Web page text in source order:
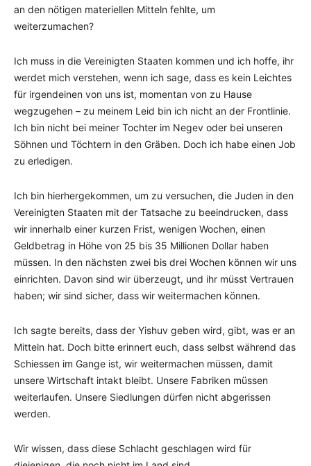
an den nötigen materiellen Mitteln fehlte, um
weiterzumachen?
Ich muss in die Vereinigten Staaten kommen und ich hoffe, ihr
werdet mich verstehen, wenn ich sage, dass es kein Leichtes
für irgendeinen von uns ist, momentan von zu Hause
wegzugehen – zu meinem Leid bin ich nicht an der Frontlinie.
Ich bin nicht bei meiner Tochter im Negev oder bei unseren
Söhnen und Töchtern in den Gräben. Doch ich habe einen Job
zu erledigen.
Ich bin hierhergekommen, um zu versuchen, die Juden in den
Vereinigten Staaten mit der Tatsache zu beeindrucken, dass
wir innerhalb einer kurzen Frist, wenigen Wochen, einen
Geldbetrag in Höhe von 25 bis 35 Millionen Dollar haben
müssen. In den nächsten zwei bis drei Wochen können wir uns
einrichten. Davon sind wir überzeugt, und ihr müsst Vertrauen
haben; wir sind sicher, dass wir weitermachen können.
Ich sagte bereits, dass der Yishuv geben wird, gibt, was er an
Mitteln hat. Doch bitte erinnert euch, dass selbst während das
Schiessen im Gange ist, wir weitermachen müssen, damit
unsere Wirtschaft intakt bleibt. Unsere Fabriken müssen
weiterlaufen. Unsere Siedlungen dürfen nicht abgerissen
werden.
Wir wissen, dass diese Schlacht geschlagen wird für